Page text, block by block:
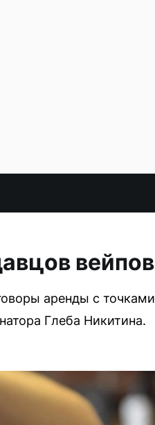
вейпов
аренды с точками
Глеба Никитина.